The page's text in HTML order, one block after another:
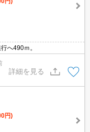
へ490ｍ。
詳細を見る
円)